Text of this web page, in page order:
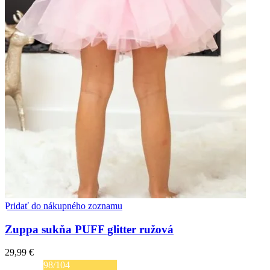
produktu.
Pridať do nákupného zoznamu
Zuppa sukňa PUFF glitter ružová
29,99 €
98/104